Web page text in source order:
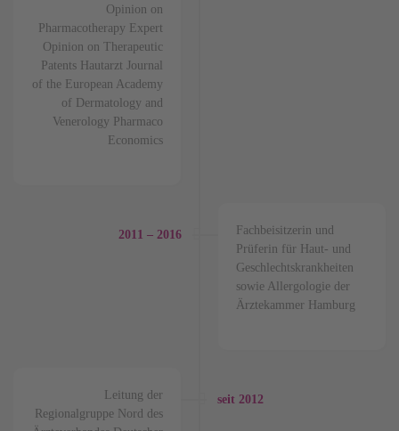
Opinion on
Pharmacotherapy Expert
Opinion on Therapeutic
Patents Hautarzt Journal
of the European Academy
of Dermatology and
Venerology Pharmaco
Economics
2011 – 2016
Fachbeisitzerin und
Prüferin für Haut- und
Geschlechtskrankheiten
sowie Allergologie der
Ärztekammer Hamburg
seit 2012
Leitung der
Regionalgruppe Nord des